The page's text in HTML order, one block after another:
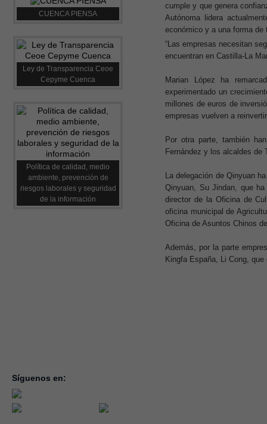
CUENCA PIENSA
Ley de Transparencia Ceoe
Cepyme Cuenca
Política de calidad, medio
ambiente, prevención de
riesgos laborales y seguridad
de la información
cumple y que genera
Autónoma lidera
económico y a una forma de
“Las empresas necesitan
encuentran en Castilla-La
Marian López ha
experimentado un
millones de euros de
empresas vuelven a
Por otra parte, también
Fernández y los alcaldes de
La delegación de Qinyuan
Qinyuan, Su Jindan, que
director de la Oficina de
oficina municipal de
Oficina de Asuntos Chinos
Además, por la parte
Kingfa España, Li Cong,
Síguenos en: